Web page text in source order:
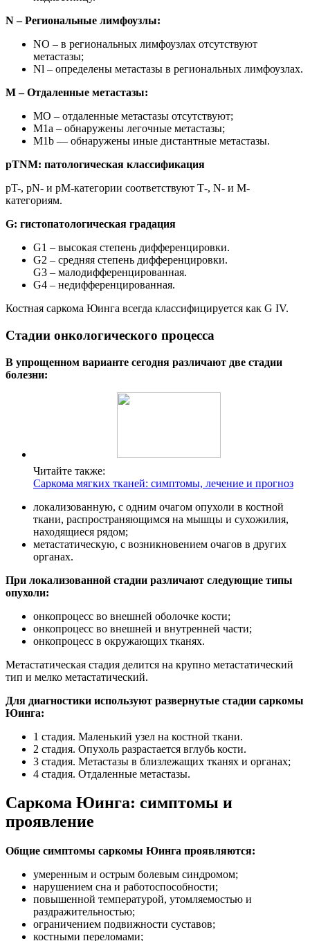
N – Региональные лимфоузлы:
NO – в региональных лимфоузлах отсутствуют
метастазы;
Nl – определены метастазы в региональных лимфоузлах.
М – Отдаленные метастазы:
МО – отдаленные метастазы отсутствуют;
M1a – обнаружены легочные метастазы;
M1b — обнаружены иные дистантные метастазы.
pTNM: патологическая классификация
pT-, pN- и pM-категории соответствуют Т-, N- и М-
категориям.
G: гистопатологическая градация
G1 – высокая степень дифференцировки.
G2 – средняя степень дифференцировки.
G3 – малодифференцированная.
G4 – недифференцированная.
Костная саркома Юинга всегда классифицируется как G IV.
Стадии онкологического процесса
В упрощенном варианте сегодня различают две стадии
болезни:
Читайте также:
Саркома мягких тканей: симптомы, лечение и прогноз
локализованную, с одним очагом опухоли в костной
ткани, распространяющимся на мышцы и сухожилия,
находящиеся рядом;
метастатическую, с возникновением очагов в других
органах.
При локализованной стадии различают следующие типы
опухоли:
онкопроцесс во внешней оболочке кости;
онкопроцесс во внешней и внутренней части;
онкопроцесс в окружающих тканях.
Метастатическая стадия делится на крупно метастатический
тип и мелко метастатический.
Для диагностики используют развернутые стадии саркомы
Юинга:
1 стадия. Маленький узел на костной ткани.
2 стадия. Опухоль разрастается вглубь кости.
3 стадия. Метастазы в близлежащих тканях и органах;
4 стадия. Отдаленные метастазы.
Саркома Юинга: симптомы и
проявление
Общие симптомы саркомы Юинга проявляются:
умеренным и острым болевым синдромом;
нарушением сна и работоспособности;
повышенной температурой, утомляемостью и
раздражительностью;
ограничением подвижности суставов;
костными переломами;